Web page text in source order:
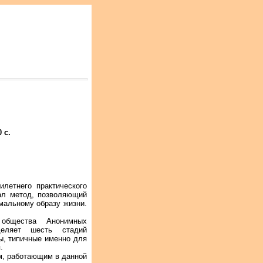
с.
практического
метод, позволяющий
образу жизни.
Анонимных
шесть стадий
типичные именно для
работающим в данной